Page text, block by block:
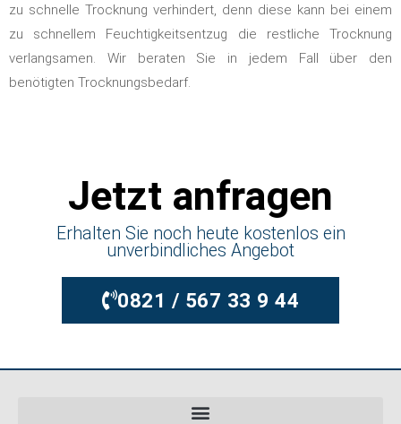
zu schnelle Trocknung verhindert, denn diese kann bei einem
zu schnellem Feuchtigkeitsentzug die restliche Trocknung
verlangsamen. Wir beraten Sie in jedem Fall über den
benötigten Trocknungsbedarf.
Jetzt anfragen
Erhalten Sie noch heute kostenlos ein
unverbindliches Angebot
0821 / 567 33 9 44